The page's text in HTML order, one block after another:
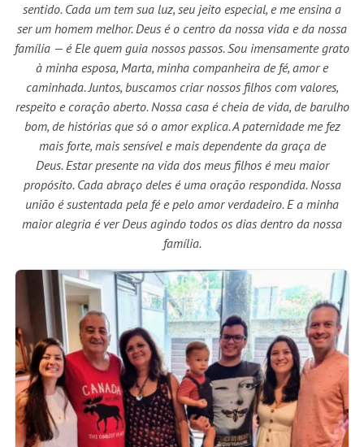
sentido. Cada um tem sua luz, seu jeito especial, e me ensina a
ser um homem melhor. Deus é o centro da nossa vida e da nossa
família — é Ele quem guia nossos passos. Sou imensamente grato
à minha esposa, Marta, minha companheira de fé, amor e
caminhada. Juntos, buscamos criar nossos filhos com valores,
respeito e coração aberto. Nossa casa é cheia de vida, de barulho
bom, de histórias que só o amor explica. A paternidade me fez
mais forte, mais sensível e mais dependente da graça de
Deus. Estar presente na vida dos meus filhos é meu maior
propósito. Cada abraço deles é uma oração respondida. Nossa
união é sustentada pela fé e pelo amor verdadeiro. E a minha
maior alegria é ver Deus agindo todos os dias dentro da nossa
família.